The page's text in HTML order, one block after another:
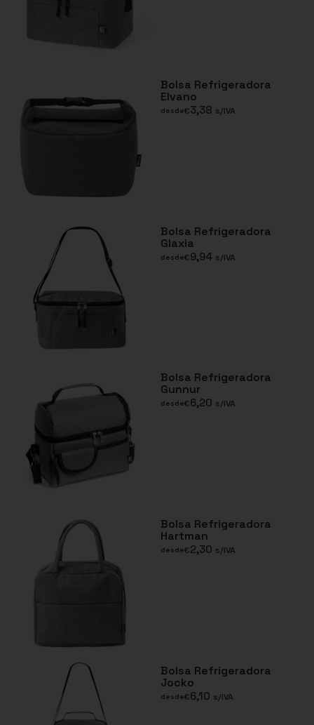
Bolsa Refrigeradora
Elvano
desde€3,38 s/IVA
Bolsa Refrigeradora
Glaxia
desde€9,94 s/IVA
Bolsa Refrigeradora
Gunnur
desde€6,20 s/IVA
Bolsa Refrigeradora
Hartman
desde€2,30 s/IVA
Bolsa Refrigeradora
Jocko
desde€6,10 s/IVA